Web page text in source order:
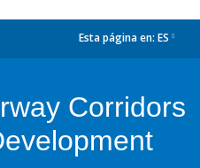
Esta página en: ES
Corridors